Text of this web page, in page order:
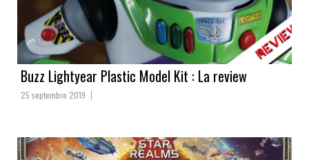
Buzz Lightyear Plastic Model Kit : La review
25 septembre 2019